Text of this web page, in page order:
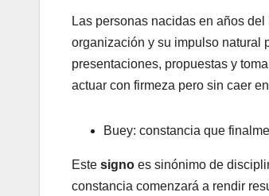
Las personas nacidas en años
organización y su impulso natural
presentaciones, propuestas y
actuar con firmeza pero sin caer
Buey: constancia que
Este signo es sinónimo de
constancia comenzará a rendir